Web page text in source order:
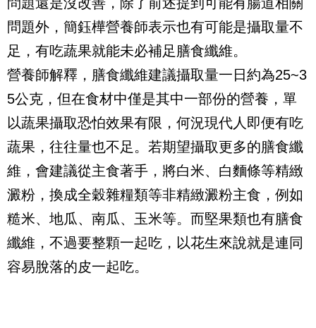
問題外，簡鈺樺營養師表示也有可能是攝取量不
足，有吃蔬果就能未必補足膳食纖維。
營養師解釋，膳食纖維建議攝取量一日約為25~3
5公克，但在食材中僅是其中一部份的營養，單
以蔬果攝取恐怕效果有限，何況現代人即便有吃
蔬果，往往量也不足。若期望攝取更多的膳食纖
維，會建議從主食著手，將白米、白麵條等精緻
澱粉，換成全穀雜糧類等非精緻澱粉主食，例如
糙米、地瓜、南瓜、玉米等。而堅果類也有膳食
纖維，不過要整顆一起吃，以花生來說就是連同
容易脫落的皮一起吃。